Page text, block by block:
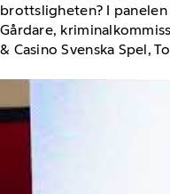
brottsligheten? I
Gårdare,
& Casino Svenska Spel,